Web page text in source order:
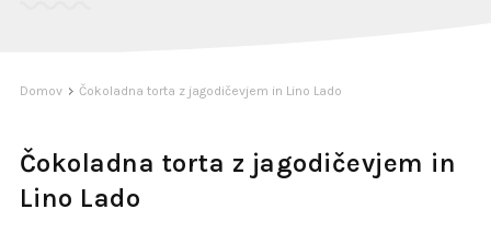
Domov Čokoladna torta z jagodičevjem in Lino Lado
Čokoladna torta z jagodičevjem in
Lino Lado